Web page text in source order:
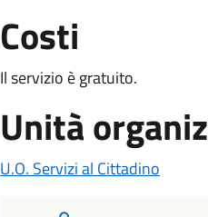
Costi
Il servizio è gratuito.
Unità
U.O. Servizi al Cittadino